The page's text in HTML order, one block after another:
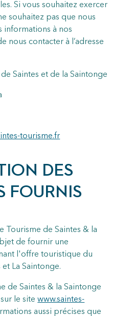
Si vous souhaitez exercer
souhaitez pas que nous
informations à nos
nous contacter à l’adresse
Saintes et de la Saintonge
tourisme.fr
DES
FOURNIS
Tourisme de Saintes & la
de fournir une
l'offre touristique du
La Saintonge.
de Saintes & la Saintonge
le sitewww.saintes-
aussi précises que